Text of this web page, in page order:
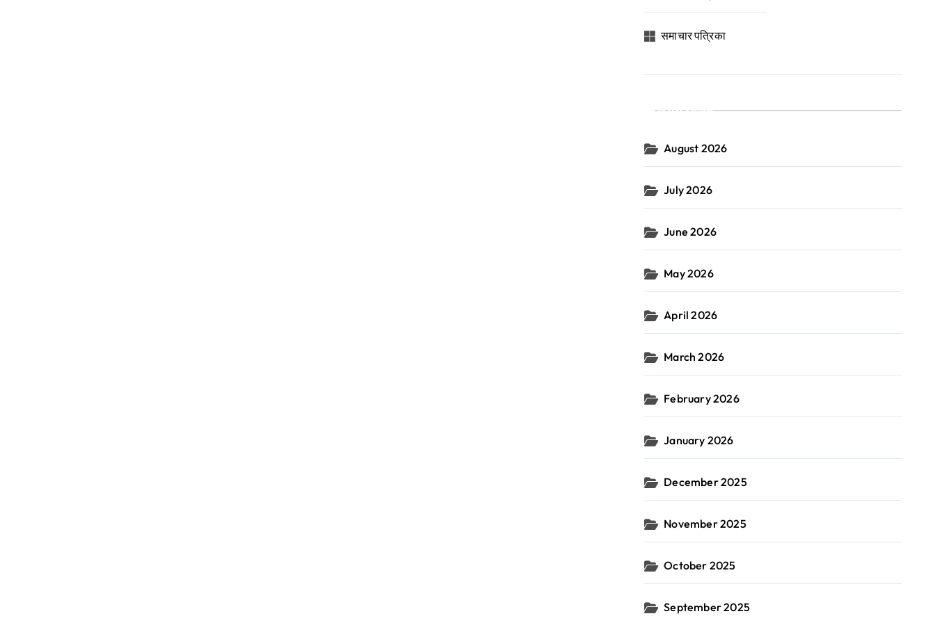
समाचार पत्रिका
Archives
August 2026
July 2026
June 2026
May 2026
April 2026
March 2026
February 2026
January 2026
December 2025
November 2025
October 2025
September 2025